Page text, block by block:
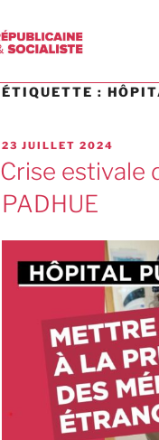
ÉTIQUETTE :
23 JUILLET 2024
Crise estivale
PADHUE